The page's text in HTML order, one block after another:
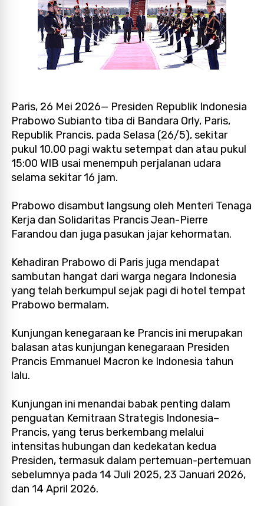
Paris, 26 Mei 2026— Presiden Republik Indonesia
Prabowo Subianto tiba di Bandara Orly, Paris,
Republik Prancis, pada Selasa (26/5), sekitar
pukul 10.00 pagi waktu setempat dan atau pukul
15:00 WIB usai menempuh perjalanan udara
selama sekitar 16 jam.
Prabowo disambut langsung oleh Menteri Tenaga
Kerja dan Solidaritas Prancis Jean-Pierre
Farandou dan juga pasukan jajar kehormatan.
Kehadiran Prabowo di Paris juga mendapat
sambutan hangat dari warga negara Indonesia
yang telah berkumpul sejak pagi di hotel tempat
Prabowo bermalam.
Kunjungan kenegaraan ke Prancis ini merupakan
balasan atas kunjungan kenegaraan Presiden
Prancis Emmanuel Macron ke Indonesia tahun
lalu.
Kunjungan ini menandai babak penting dalam
penguatan Kemitraan Strategis Indonesia–
Prancis, yang terus berkembang melalui
intensitas hubungan dan kedekatan kedua
Presiden, termasuk dalam pertemuan-pertemuan
sebelumnya pada 14 Juli 2025, 23 Januari 2026,
dan 14 April 2026.